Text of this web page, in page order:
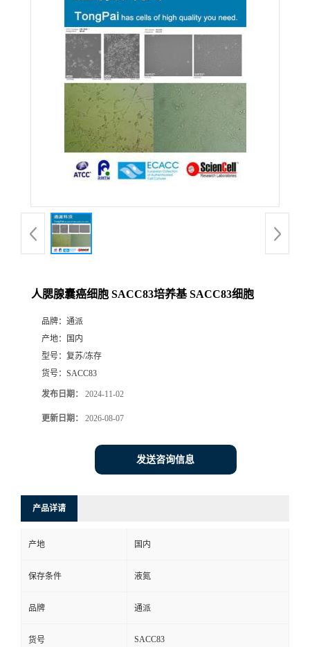
人腮腺囊癌细胞 SACC83培养基 SACC83细胞
品牌： 通派
产地：
国内
型号： 复苏/冻存
货号： SACC83
发布日期： 2024-11-02
更新日期： 2026-08-07
发送咨询信息
产品详请
产地 国内
保存条件 液氮
品牌 通派
货号 SACC83